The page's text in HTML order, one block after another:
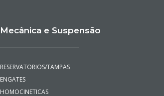
Mecânica e Suspensão
RESERVATORIOS/TAMPAS
ENGATES
HOMOCINETICAS